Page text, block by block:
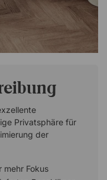
Privatsphäre für
der
mehr Fokus